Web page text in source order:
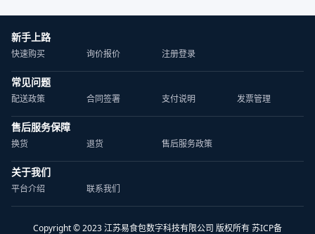
新手上路
快速购买 询价报价 注册登录
常见问题
配送政策 合同签署 支付说明 发票管理
售后服务保障
换货 退货 售后服务政策
关于我们
平台介绍 联系我们
Copyright © 2023 江苏易食包数字科技有限公司 版权所有 苏ICP备